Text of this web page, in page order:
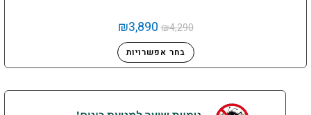
₪4,290
₪3,890
בחר אפשרויות